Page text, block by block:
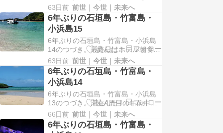
常態化している。1日に何…
た。初日は夕方に石垣島に到着した
ため、石垣港側のホテルに宿泊し、
2日目は竹富島、3日目は小浜島をい
ずれも日帰りで楽しませてもらっ
た。2日目からは石垣島のリゾート
ホテルに3泊滞在した。部屋はヴィ
ラなので広いし、ベラン…
63日前 前世｜今世｜未来へ
6年ぶりの石垣島・竹富島・
小浜島15
6年ぶりの石垣島・竹富島・小浜島
14のつづき。最終日はホテル朝食を
時間をかけてゆっくりいただき、10
時営業開始の石垣島鍾乳洞を目指
し、チェックアウトの準備を進め
た。復路は夜便なので、夕方まで目
いっぱい楽しむべく、荷物はホテル
に預け、レンタカー返却ぎりぎりま
で島内観光を楽しんだ。石…
63日前 前世｜今世｜未来へ
6年ぶりの石垣島・竹富島・
小浜島14
6年ぶりの石垣島・竹富島・小浜島
13のつづき。滞在4日目の午前中は
シュノーケルツアーに参加した。8
時過ぎに集合場所である底地ビーチ
に到着。ほどなくすると催行会社の
66日前 前世｜今世｜未来へ
6年ぶりの石垣島・竹富島・